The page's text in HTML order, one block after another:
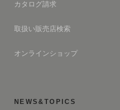
カタログ請求
取扱い販売店検索
オンラインショップ
NEWS&TOPICS